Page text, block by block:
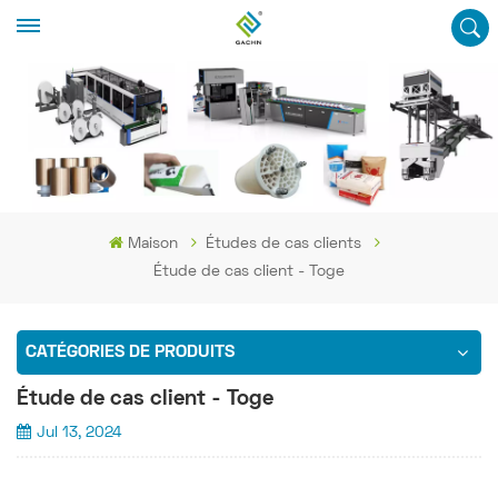
Maison
Études de cas clients
Étude de cas client - Toge
CATÉGORIES DE PRODUITS
Étude de cas client - Toge
Jul 13, 2024